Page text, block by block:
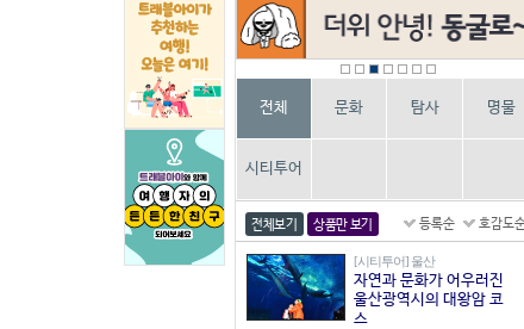
전체 문화 탐사 명물
시티투어
등록순 호감도
전체보기 상품만 보기
[시티투어] 울산
자연과 문화가 어우러진
울산광역시의 대왕암 코
스